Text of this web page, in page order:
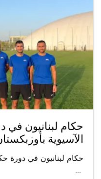
حكام لبنانيون في
الآسيوية
حكام لبنانيون في دورة
...